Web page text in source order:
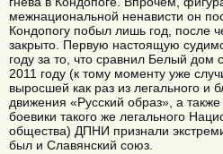
межнациональной ненависти он
Кондопогу побыл лишь год, после
закрыто. Первую настоящую
году за то, что сравнил Белый дом
2011 году (к тому моменту уже
выросшей как раз из легального и
движения «Русский образ», а
боевики такого же легального
общества) ДПНИ признали
был и Славянский союз.